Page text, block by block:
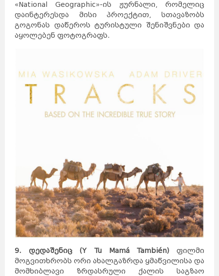
«National Geographic»-ის ჟურნალი, რომელიც
დაინტერესდა მისი პროექტით, სთავაზობს
გოგონას დაწეროს ტურისტული შენიშვნები და
აყოლებენ ფოტოგრაფს.
9. დედაშენიც (Y Tu Mamá También)ფილმი
მოგვითხრობს ორი ახალგაზრდა ყმაწვილისა და
მომხიბლავი ზრდასრული ქალის საგზაო